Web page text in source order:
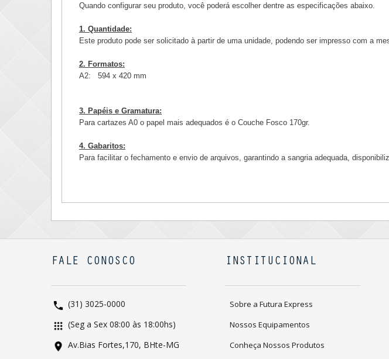
Quando configurar seu produto, você poderá escolher dentre as especificações abaixo.
1. Quantidade:
Este produto pode ser solicitado à partir de uma unidade, podendo ser impresso com a
2. Formatos:
A2: 594 x 420 mm
3. Papéis e Gramatura:
Para cartazes A0 o papel mais adequados é o Couche Fosco 170gr.
4. Gabaritos:
Para facilitar o fechamento e envio de arquivos, garantindo a sangria adequada,
FALE CONOSCO
(31) 3025-0000
(Seg a Sex 08:00 às 18:00hs)
Av.Bias Fortes,170, BHte-MG
INSTITUCIONAL
Sobre a Futura Express
Nossos Equipamentos
Conheça Nossos Produtos